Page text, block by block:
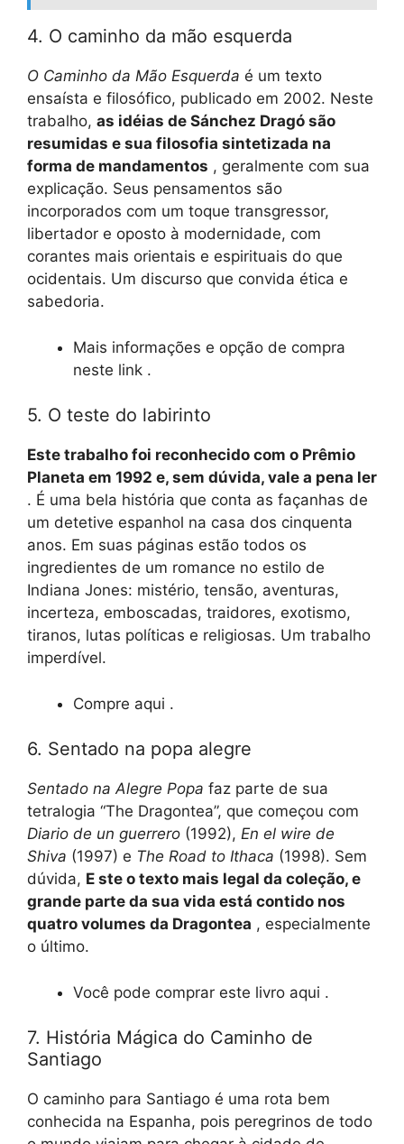
4. O caminho da mão esquerda
O Caminho da Mão Esquerda é um texto
ensaísta e filosófico, publicado em 2002. Neste
trabalho, as idéias de Sánchez Dragó são
resumidas e sua filosofia sintetizada na
forma de mandamentos , geralmente com sua
explicação. Seus pensamentos são
incorporados com um toque transgressor,
libertador e oposto à modernidade, com
corantes mais orientais e espirituais do que
ocidentais. Um discurso que convida ética e
sabedoria.
Mais informações e opção de compra
neste link .
5. O teste do labirinto
Este trabalho foi reconhecido com o Prêmio
Planeta em 1992 e, sem dúvida, vale a pena ler
. É uma bela história que conta as façanhas de
um detetive espanhol na casa dos cinquenta
anos. Em suas páginas estão todos os
ingredientes de um romance no estilo de
Indiana Jones: mistério, tensão, aventuras,
incerteza, emboscadas, traidores, exotismo,
tiranos, lutas políticas e religiosas. Um trabalho
imperdível.
Compre aqui .
6. Sentado na popa alegre
Sentado na Alegre Popa faz parte de sua
tetralogia “The Dragontea”, que começou com
Diario de un guerrero (1992), En el wire de
Shiva (1997) e The Road to Ithaca (1998). Sem
dúvida, E ste o texto mais legal da coleção, e
grande parte da sua vida está contido nos
quatro volumes da Dragontea , especialmente
o último.
Você pode comprar este livro aqui .
7. História Mágica do Caminho de
Santiago
O caminho para Santiago é uma rota bem
conhecida na Espanha, pois peregrinos de todo